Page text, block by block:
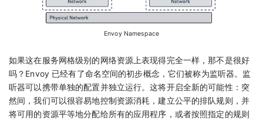
Envoy Namespace
如果这在服务网格级别的网络资源上表现得完全一样，那不是很好
吗？Envoy 已经有了命名空间的初步概念，它们被称为监听器。监
听器可以携带单独的配置并独立运行。这将开启全新的可能性：突
然间，我们可以很容易地控制资源消耗，建立公平的排队规则，并
将可用的资源平等地分配给所有的应用程序，或者按照指定的规则